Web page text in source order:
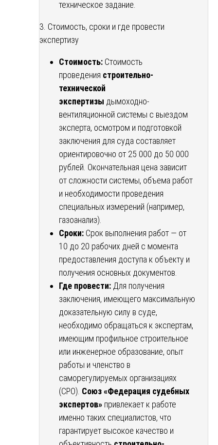
техническое задание.
3. Стоимость, сроки и где провести
экспертизу
Стоимость: Стоимость
проведения строительно-
технической
экспертизы дымоходно-
вентиляционной системы с выездом
эксперта, осмотром и подготовкой
заключения для суда составляет
ориентировочно от 25 000 до 50 000
рублей. Окончательная цена зависит
от сложности системы, объема работ
и необходимости проведения
специальных измерений (например,
газоанализ).
Сроки: Срок выполнения работ — от
10 до 20 рабочих дней с момента
предоставления доступа к объекту и
получения основных документов.
Где провести: Для получения
заключения, имеющего максимальную
доказательную силу в суде,
необходимо обращаться к экспертам,
имеющим профильное строительное
или инженерное образование, опыт
работы и членство в
саморегулируемых организациях
(СРО). Союз «Федерация судебных
экспертов» привлекает к работе
именно таких специалистов, что
гарантирует высокое качество и